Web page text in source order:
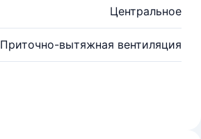
Центральное
Приточно-вытяжная вентиляция